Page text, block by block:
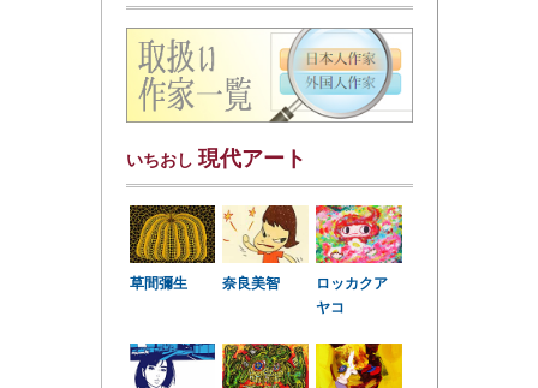
いちおし 現代アート
草間彌生 奈良美智
ロッカクア
ヤコ